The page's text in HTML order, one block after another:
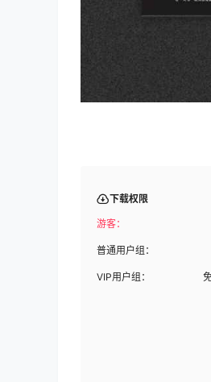
下载权限
游客：
普通用户组：
VIP用户组：